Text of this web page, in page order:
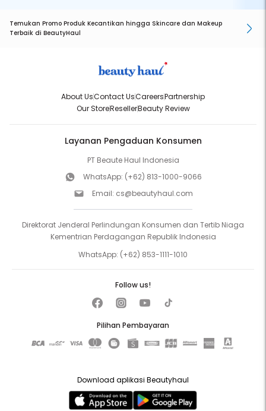
Temukan Promo Produk Kecantikan hingga Skincare dan Makeup
Terbaik di BeautyHaul
About UsContact UsCareersPartnership
Our StoreResellerBeauty Review
Layanan Pengaduan Konsumen
PT Beaute Haul Indonesia
WhatsApp: (+62) 813-1000-9066
Email: cs@beautyhaul.com
Direktorat Jenderal Perlindungan Konsumen dan Tertib Niaga
Kementrian Perdagangan Republik Indonesia
WhatsApp: (+62) 853-1111-1010
Pilihan Pembayaran
Follow us!
Download aplikasi Beautyhaul